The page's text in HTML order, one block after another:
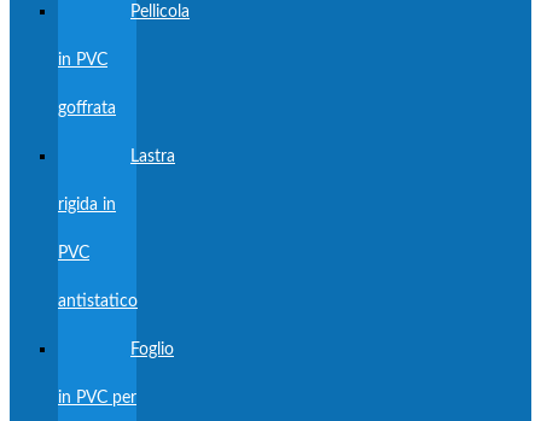
Pellicola
in PVC
goffrata
Lastra
rigida in
PVC
antistatico
Foglio
in PVC per